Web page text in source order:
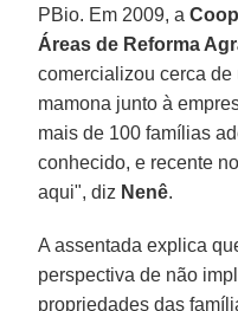
PBio. Em 2009, a
Áreas de Reforma
comercializou cerca
mamona junto à
mais de 100 famílias
conhecido, e recente
aqui", diz Nenê.
A assentada explica
perspectiva de não
propriedades das